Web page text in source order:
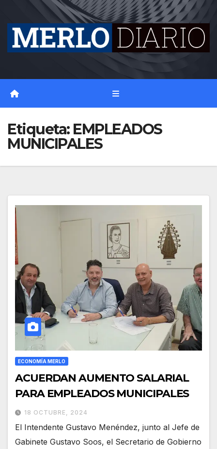
content
Etiqueta: EMPLEADOS
MUNICIPALES
ECONOMÍA MERLO
ACUERDAN AUMENTO SALARIAL
PARA EMPLEADOS MUNICIPALES
18 OCTUBRE, 2024
El Intendente Gustavo Menéndez, junto al Jefe de
Gabinete Gustavo Soos, el Secretario de Gobierno